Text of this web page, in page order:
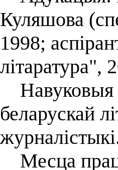
Куляшова
1998;
літаратура",
Навуковыя
беларускай
Месца